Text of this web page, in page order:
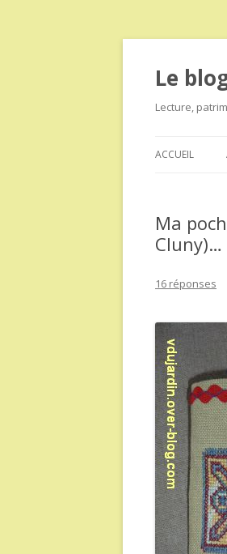
Le
Lecture,
ACCUEIL
Ma
Cluny)…
16 réponses